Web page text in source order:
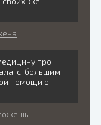
с большим
помощи от